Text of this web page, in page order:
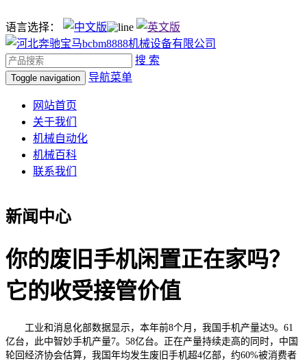
语言选择：
搜 索
Toggle navigation 导航菜单
网站首页
关于我们
机械自动化
机械百科
联系我们
新闻中心
你的废旧手机闲置正在家吗？
它的收受接管价值
工业和消息化部数据显示，本年前8个月，我国手机产量达9。61
亿台，此中智妙手机产量7。58亿台。正在产量持续走高的同时，中国
轮回经济协会估算，我国年均发生废旧手机超4亿部，约60%被消费者